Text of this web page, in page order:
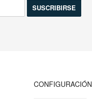
CONFIGURACIÓN